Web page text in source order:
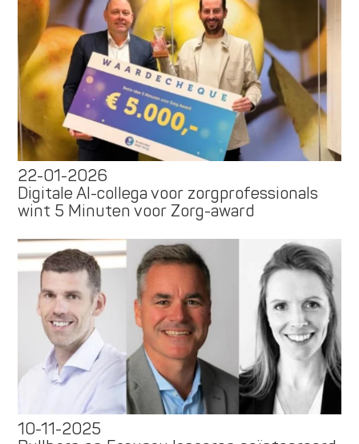
22-01-2026
Digitale AI-collega voor zorgprofessionals
wint 5 Minuten voor Zorg-award
10-11-2025